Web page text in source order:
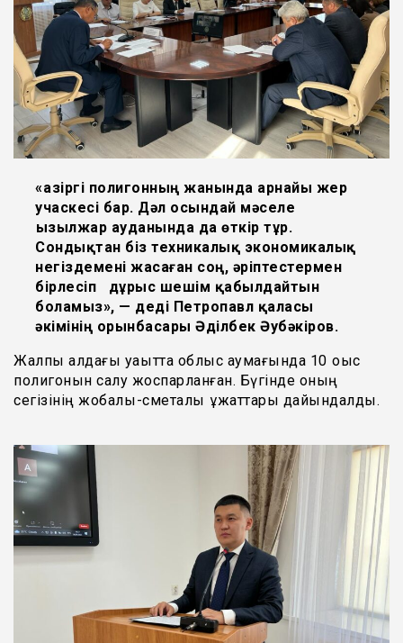
«Қазіргі полигонның жанында арнайы жер
учаскесі бар. Дәл осындай мәселе
Қызылжар ауданында да өткір тұр.
Сондықтан біз техникалық экономикалық
негіздемені жасаған соң, әріптестермен
бірлесіп дұрыс шешім қабылдайтын
боламыз», — деді Петропавл қаласы
әкімінің орынбасары Әділбек Әубәкіров.
Жалпы алдағы уақытта облыс аумағында 10 қоқыс
полигонын салу жоспарланған. Бүгінде оның
сегізінің жобалық-сметалық құжаттары дайындалды.